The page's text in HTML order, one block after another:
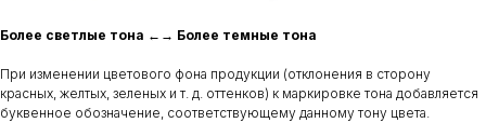
Более светлые тона ←→ Более темные тона
При изменении цветового фона продукции (отклонения в сторону
красных, желтых, зеленых и т. д. оттенков) к маркировке тона добавляется
буквенное обозначение, соответствующему данному тону цвета.